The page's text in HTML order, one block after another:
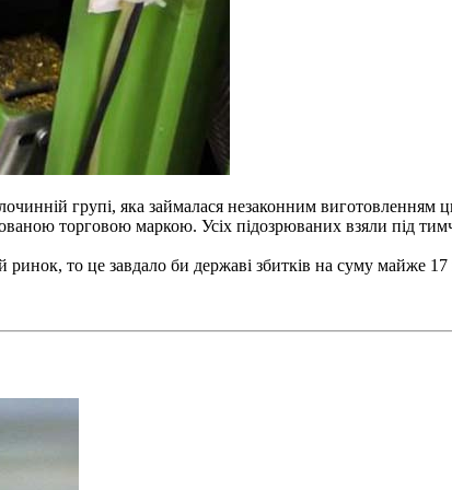
групі, яка займалася незаконним
торговою маркою. Усіх підозрюваних взяли під
то це завдало би державі збитків на суму майже